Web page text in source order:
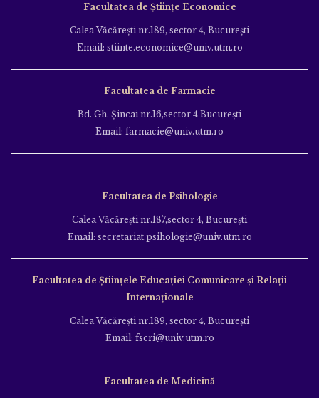
Facultatea de Științe Economice
Calea Văcăreşti nr.189, sector 4, Bucureşti
Email: stiinte.economice@univ.utm.ro
Facultatea de Farmacie
Bd. Gh. Şincai nr.16,sector 4 Bucureşti
Email: farmacie@univ.utm.ro
Facultatea de Psihologie
Calea Văcăreşti nr.187,sector 4, Bucureşti
Email: secretariat.psihologie@univ.utm.ro
Facultatea de Ştiinţele Educației Comunicare și Relații
Internaționale
Calea Văcăreşti nr.189, sector 4, Bucureşti
Email: fscri@univ.utm.ro
Facultatea de Medicină